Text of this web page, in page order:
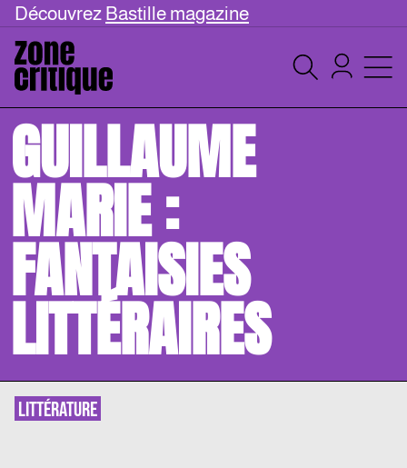
Découvrez Bastille magazine
GUILLAUME
MARIE :
FANTAISIES
LITTÉRAIRES
LITTÉRATURE